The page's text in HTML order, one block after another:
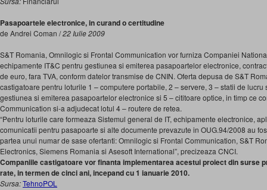
Pasapoartele electronice, in curand o certitudine
de Andrei Coman /22 Iulie 2009
S&T Romania, Omnilogic si Frontal Communication vor furniza Companiei
echipamente IT&C pentru gestiunea si emiterea pasapoartelor electronice,
de euro, fara TVA, conform datelor transmise de CNIN. Oferta depusa de S&T
castigatoare pentru loturile 1 – computere portabile, 2 – servere, 3 – statii de
gestiunea si emiterea pasapoartelor electronice si 5 – cititoare optice, in timp ce
Communication si-a adjudecat lotul 4 – routere de retea.
“Pentru loturile care formeaza Sistemul general de IT, echipamente electronice,
comunicatii pentru pasapoarte si alte documente prevazute in OUG.94/2008 au
partea unui numar de sase ofertanti: Omnilogic si Frontal Communication, S&T
Electronics, Siemens Romania si Asesoft International”, precizeaza CNCI.
Companiile castigatoare vor finanta implementarea acestui proiect din surse
rate, in termen de cinci ani, incepand cu 1 ianuarie 2010.
Sursa:TehnoPOL